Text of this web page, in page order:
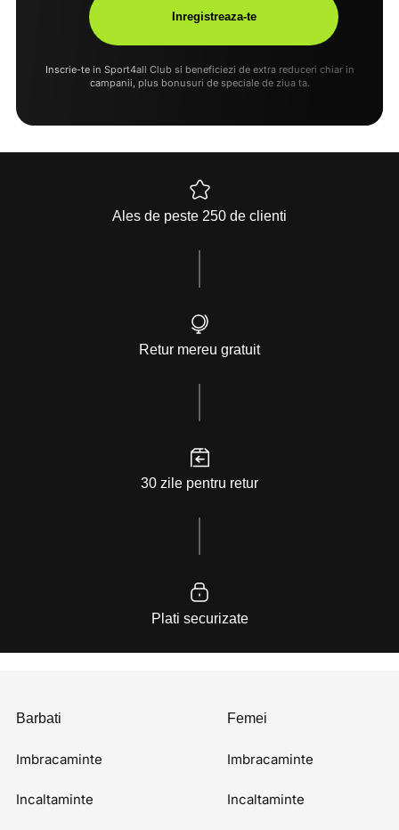
Inscrie-te in Sport4all Club si beneficiezi de extra reduceri chiar in
campanii, plus bonusuri de speciale de ziua ta.
Ales de peste 250 de clienti
Retur mereu gratuit
30 zile pentru retur
Plati securizate
Barbati
Imbracaminte
Incaltaminte
Femei
Imbracaminte
Incaltaminte